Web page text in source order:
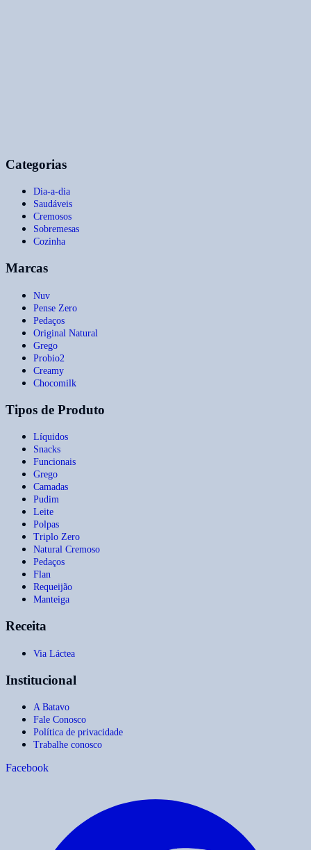
Categorias
Dia-a-dia
Saudáveis
Cremosos
Sobremesas
Cozinha
Marcas
Nuv
Pense Zero
Pedaços
Original Natural
Grego
Probio2
Creamy
Chocomilk
Tipos de Produto
Líquidos
Snacks
Funcionais
Grego
Camadas
Pudim
Leite
Polpas
Triplo Zero
Natural Cremoso
Pedaços
Flan
Requeijão
Manteiga
Receita
Via Láctea
Institucional
A Batavo
Fale Conosco
Política de privacidade
Trabalhe conosco
Facebook